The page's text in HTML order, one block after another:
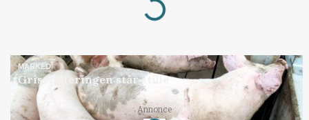
Loading...
MARKED
Grisenoteringen står stille
Annonce